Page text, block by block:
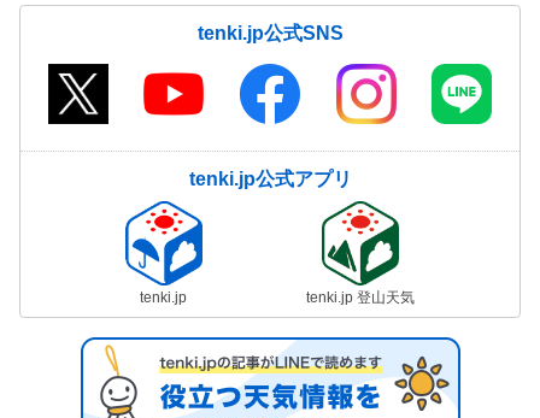
tenki.jp公式SNS
tenki.jp公式アプリ
tenki.jp tenki.jp 登山天気